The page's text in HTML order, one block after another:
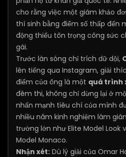
cho rằng việc một giám khảo
thí sinh bằng điểm số thấp đến
động thiếu tôn trọng công sức
gái.
Trước làn sóng chỉ trích dữ dội,
lên tiếng qua Instagram, giải
điểm của ông là một quá trình
đêm thi, không chỉ dừng lại ở
nhấn mạnh tiêu chí của mình
nhiều năm kinh nghiệm làm
trường lớn như Elite Model Look
Model Monaco.
Nhận xét: Dù lý giải của Omar